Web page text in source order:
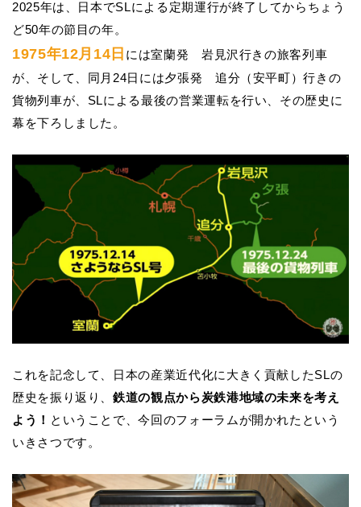
2025年は、日本でSLによる定期運行が終了してからちょう
ど50年の節目の年。
1975年12月14日 には室蘭発 岩見沢行きの旅客列車
が、そして、同月24日には夕張発 追分（安平町）行きの
貨物列車が、SLによる最後の営業運転を行い、その歴史に
幕を下ろしました。
これを記念して、日本の産業近代化に大きく貢献したSLの
歴史を振り返り、鉄道の観点から炭鉄港地域の未来を考え
よう！ ということで、今回のフォーラムが開かれたという
いきさつです。